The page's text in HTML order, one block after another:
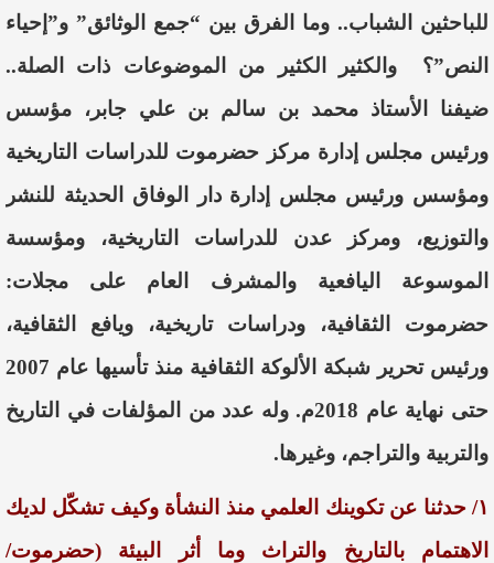
للباحثين الشباب.. وما الفرق بين “جمع الوثائق” و”إحياء
النص”؟ والكثير الكثير من الموضوعات ذات الصلة..
ضيفنا الأستاذ محمد بن سالم بن علي جابر، مؤسس
ورئيس مجلس إدارة مركز حضرموت للدراسات التاريخية
ومؤسس ورئيس مجلس إدارة دار الوفاق الحديثة للنشر
والتوزيع، ومركز عدن للدراسات التاريخية، ومؤسسة
الموسوعة اليافعية والمشرف العام على مجلات:
حضرموت الثقافية، ودراسات تاريخية، ويافع الثقافية،
ورئيس تحرير شبكة الألوكة الثقافية منذ تأسيها عام 2007
حتى نهاية عام 2018م. وله عدد من المؤلفات في التاريخ
والتربية والتراجم، وغيرها.
١/ حدثنا عن تكوينك العلمي منذ النشأة وكيف تشكّل لديك
الاهتمام بالتاريخ والتراث وما أثر البيئة (حضرموت/